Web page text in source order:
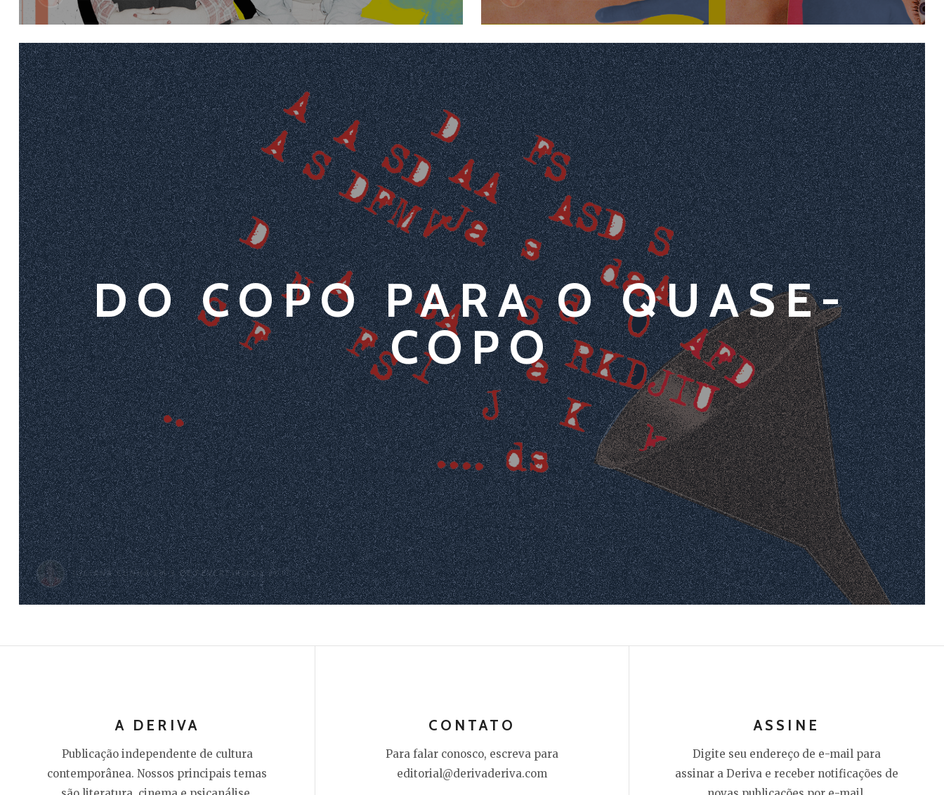
DO COPO PARA O QUASE-
COPO
JULIANA CUNHAEM 9 DE FEVEREIRO DE 2017
A DERIVA
Publicação independente de cultura
contemporânea. Nossos principais temas
CONTATO
Para falar conosco, escreva para
editorial@derivaderiva.com
ASSINE
Digite seu endereço de e-mail para
assinar a Deriva e receber notificações de